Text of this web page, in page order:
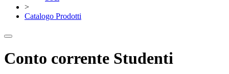
>
Catalogo Prodotti
Conto corrente Studenti